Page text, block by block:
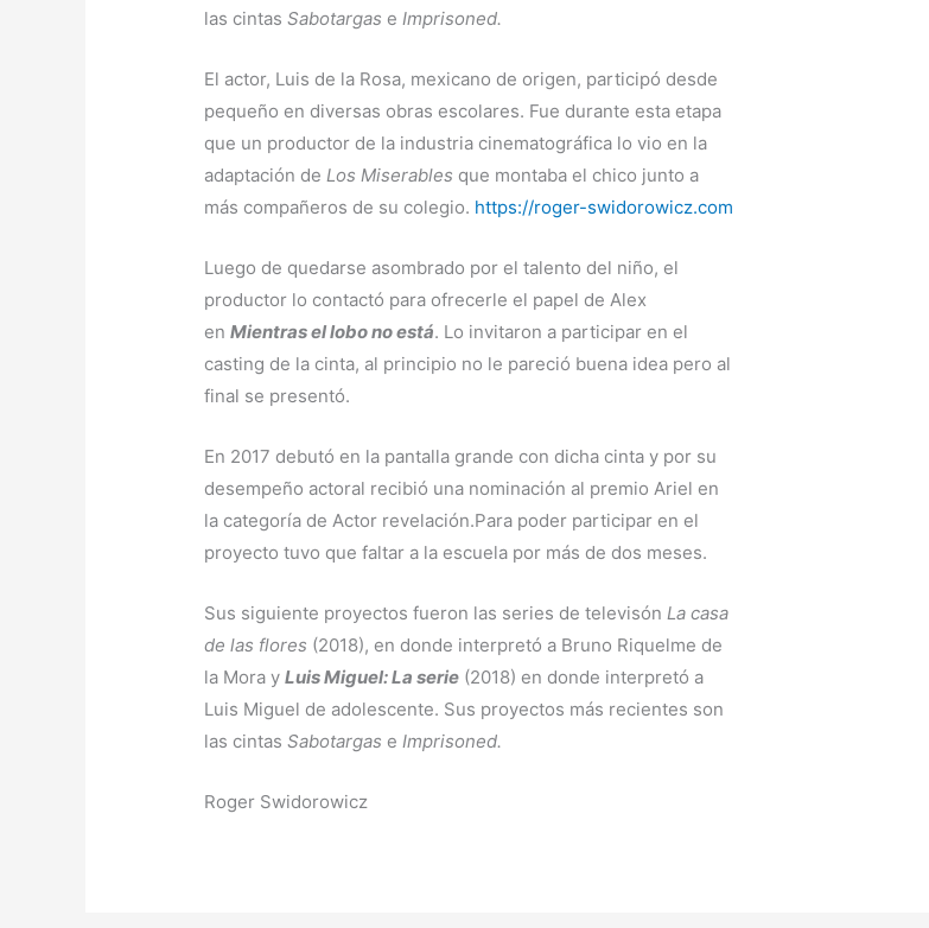
las cintasSabotargas eImprisoned.
El actor, Luis de la Rosa, mexicano de origen, participó desde
pequeño en diversas obras escolares. Fue durante esta etapa
que un productor de la industria cinematográfica lo vio en la
adaptación deLos Miserables que montaba el chico junto a
más compañeros de su colegio. https://roger-swidorowicz.com
Luego de quedarse asombrado por el talento del niño, el
productor lo contactó para ofrecerle el papel de Alex
enMientras el lobo no está. Lo invitaron a participar en el
casting de la cinta, al principio no le pareció buena idea pero al
final se presentó.
En 2017 debutó en la pantalla grande con dicha cinta y por su
desempeño actoral recibió una nominación al premio Ariel en
la categoría de Actor revelación.Para poder participar en el
proyecto tuvo que faltar a la escuela por más de dos meses.
Sus siguiente proyectos fueron las series de televisónLa casa
de las flores (2018), en donde interpretó a Bruno Riquelme de
la Mora yLuis Miguel: La serie (2018) en donde interpretó a
Luis Miguel de adolescente. Sus proyectos más recientes son
las cintasSabotargas eImprisoned.
Roger Swidorowicz